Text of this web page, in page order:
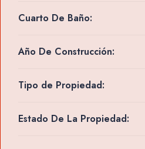
Cuarto De Baño:
Año De Construcción:
Tipo de Propiedad:
Estado De La Propiedad: